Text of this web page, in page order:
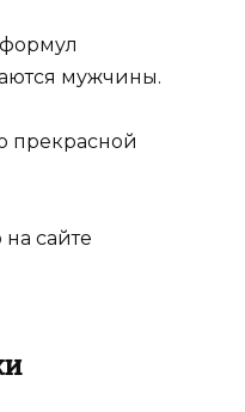
мужчины.
прекрасной
сайте